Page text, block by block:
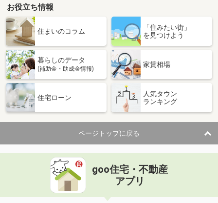
お役立ち情報
住まいのコラム
「住みたい街」
を見つけよう
暮らしのデータ
(補助金・助成金情報)
家賃相場
住宅ローン
人気タウン
ランキング
ページトップに戻る
goo住宅・不動産
アプリ